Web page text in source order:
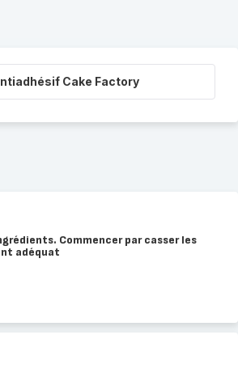
Cake Factory
Commencer par casser les
adéquat